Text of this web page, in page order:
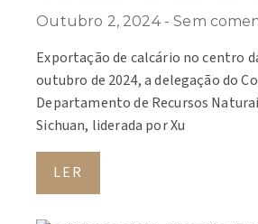
Outubro 2, 2024 Sem
Exportação de calcário no centro
outubro de 2024, a delegação do
Departamento de Recursos
Sichuan, liderada por Xu
LER